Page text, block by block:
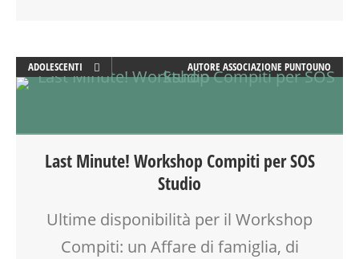
ADOLESCENTI
ADULTI
GENITORE
MAMME
MOOD BOX
AUTORE ASSOCIAZIONE PUNTOUNO
Last Minute! Workshop Compiti per SOS
Studio
Ultime disponibilità per il Workshop
Compiti: un Affare di famiglia, di